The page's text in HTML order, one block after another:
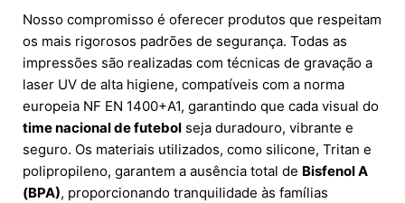
Nosso compromisso é oferecer produtos que respeitam
os mais rigorosos padrões de segurança. Todas as
impressões são realizadas com técnicas de gravação a
laser UV de alta higiene, compatíveis com a norma
europeia NF EN 1400+A1, garantindo que cada visual do
time nacional de futebol seja duradouro, vibrante e
seguro. Os materiais utilizados, como silicone, Tritan e
polipropileno, garantem a ausência total de Bisfenol A
(BPA), proporcionando tranquilidade às famílias